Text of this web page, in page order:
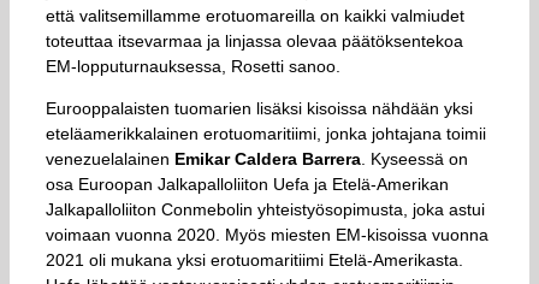
että valitsemillamme erotuomareilla on kaikki valmiudet
toteuttaa itsevarmaa ja linjassa olevaa päätöksentekoa
EM-lopputurnauksessa, Rosetti sanoo.
Eurooppalaisten tuomarien lisäksi kisoissa nähdään yksi
eteläamerikkalainen erotuomaritiimi, jonka johtajana toimii
venezuelalainen Emikar Caldera Barrera . Kyseessä on
osa Euroopan Jalkapalloliiton Uefa ja Etelä-Amerikan
Jalkapalloliiton Conmebolin yhteistyösopimusta, joka astui
voimaan vuonna 2020. Myös miesten EM-kisoissa vuonna
2021 oli mukana yksi erotuomaritiimi Etelä-Amerikasta.